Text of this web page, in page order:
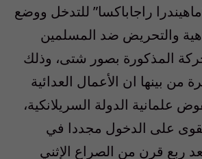
راجاباكسا” للتدخل ووضع
والتحريض ضد المسلمين
المذكورة بصور شتى، وذلك
من بينها ان الأعمال العدائية
علمانية الدولة السريلانكية،
تقوى على الدخول مجددا في
ربع قرن من الصراع الإثني